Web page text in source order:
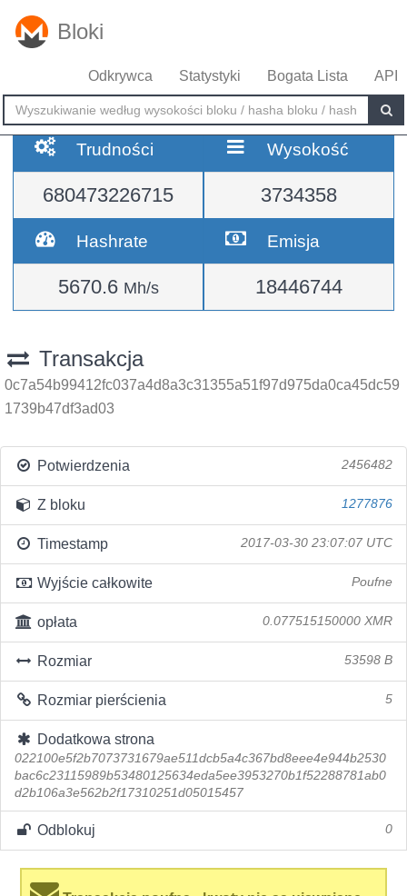
Bloki
Odkrywca Statystyki Bogata Lista API
Trudności
680473226715
Wysokość
3734358
Hashrate
5670.6 Mh/s
Emisja
18446744
Transakcja
0c7a54b99412fc037a4d8a3c31355a51f97d975da0ca45dc59
1739b47df3ad03
Potwierdzenia 2456482
Z bloku 1277876
Timestamp 2017-03-30 23:07:07 UTC
Wyjście całkowite Poufne
opłata 0.077515150000 XMR
Rozmiar 53598 B
Rozmiar pierścienia 5
Dodatkowa strona
022100e5f2b7073731679ae511dcb5a4c367bd8eee4e944b2530
bac6c23115989b53480125634eda5ee3953270b1f52288781ab0
d2b106a3e562b2f17310251d05015457
Odblokuj 0